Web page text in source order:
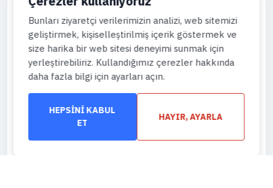
Telefon
444 43 64
WhatsApp
Eposta
info@gemiturlari.com
Bunları ziyaretçi verilerimizin analizi, web sitemizi
geliştirmek, kişiselleştirilmiş içerik göstermek ve
size harika bir web sitesi deneyimi sunmak için
yerleştirebiliriz. Kullandığımız çerezler hakkında
daha fazla bilgi için ayarları açın.
HEPSINI KABUL
ET
HAYIR, AYARLA